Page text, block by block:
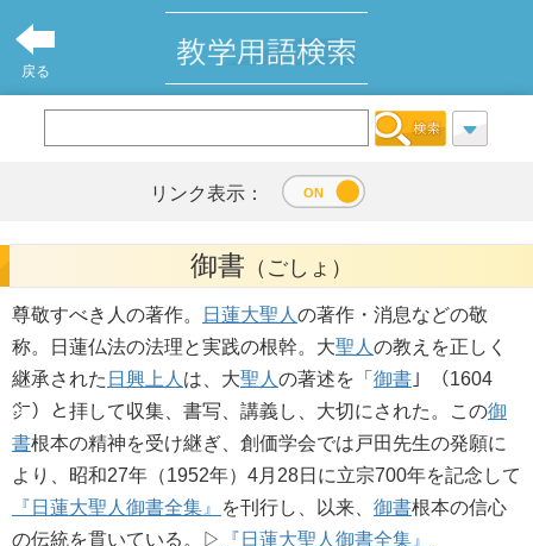
戻る
リンク表示：
御書 （ごしょ）
尊敬すべき人の著作。 日蓮大聖人 の著作・消息などの敬
称。日蓮仏法の法理と実践の根幹。大聖人 の教えを正しく
継承された 日興上人 は、大聖人 の著述を「 御書 」（1604
㌻）と拝して収集、書写、講義し、大切にされた。この御
書根本の精神を受け継ぎ、創価学会では戸田先生の発願に
より、昭和27年（1952年）4月28日に立宗700年を記念して
『日蓮大聖人御書全集』
を刊行し、以来、 御書根本の信心
の伝統を貫いている。▷
『日蓮大聖人御書全集』